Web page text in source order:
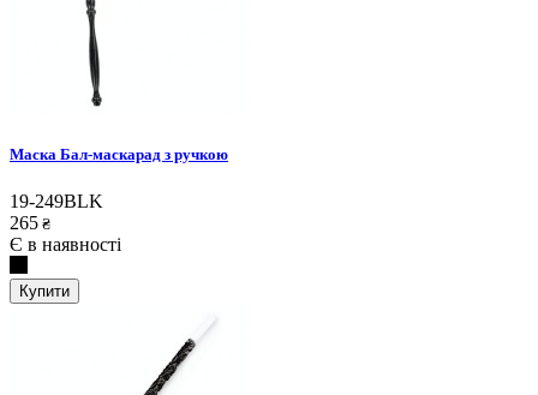
Маска Бал-маскарад з ручкою
19-249BLK
265 ₴
Є в наявності
Купити